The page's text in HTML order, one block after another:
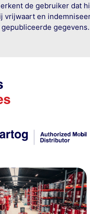
de gebruiker dat
vrijwaart en
gegevens.